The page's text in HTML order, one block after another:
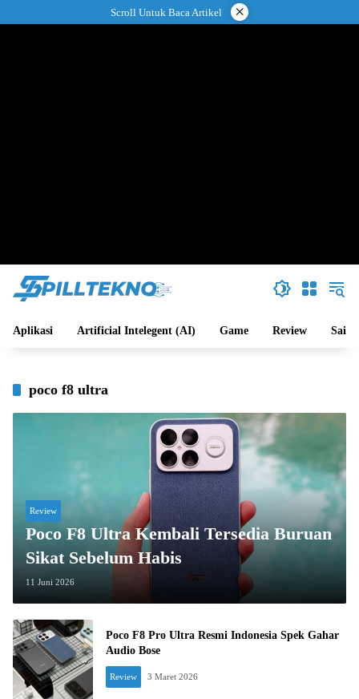
ke
Scroll Untuk Baca Artikel ×
Aplikasi Artificial Intelegent (AI) Game Review Sains
poco f8 ultra
Review
Poco F8 Ultra Kembali Tersedia Buruan
Sikat Sebelum Habis
11 Juni 2026
Poco F8 Pro Ultra Resmi Indonesia Spek Gahar
Audio Bose
Review 3 Maret 2026